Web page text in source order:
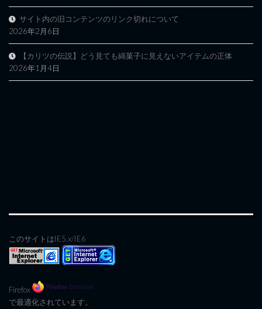
サイト内の旧コンテンツのリンク切れについて
2026年2月6日
【カリツの伝説】どう見ても綿菓子に見えないアイテムの正体
2026年1月4日
このサイトはIE5.x/IE6
Firefox
で最適化されています。